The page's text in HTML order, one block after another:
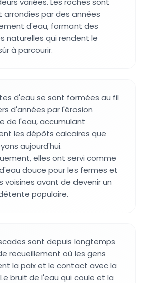
arrondies par des années
d'eau, formant des
naturelles qui rendent le
à parcourir.
d'eau se sont formées au fil
d'années par l'érosion
de l'eau, accumulant
les dépôts calcaires que
aujourd'hui.
elles ont servi comme
douce pour les fermes et
voisines avant de devenir un
populaire.
sont depuis longtemps
recueillement où les gens
la paix et le contact avec la
bruit de l'eau qui coule et la